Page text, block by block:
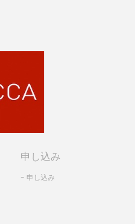
申し込み
- 申し込み